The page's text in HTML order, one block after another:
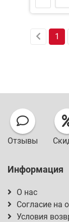
1
Отзывы
Информация
О нас
Согласие на
Условия